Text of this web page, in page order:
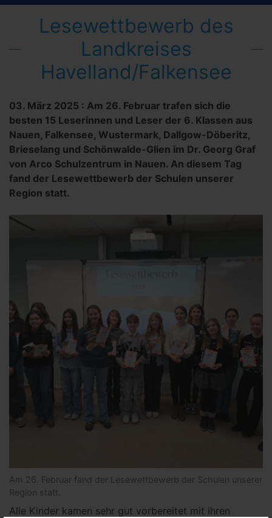
Lesewettbewerb des
Landkreises
Havelland/Falkensee
03. März 2025 : Am 26. Februar trafen sich die
besten 15 Leserinnen und Leser der 6. Klassen aus
Nauen, Falkensee, Wustermark, Dallgow-Döberitz,
Brieselang und Schönwalde-Glien im Dr. Georg Graf
von Arco Schulzentrum in Nauen. An diesem Tag
fand der Lesewettbewerb der Schulen unserer
Region statt.
Am 26. Februar fand der Lesewettbewerb der Schulen unserer
Region statt.
Alle Kinder kamen sehr gut vorbereitet mit ihren